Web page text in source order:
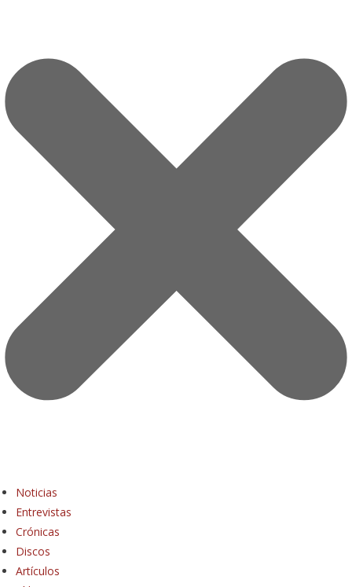
Noticias
Entrevistas
Crónicas
Discos
Artículos